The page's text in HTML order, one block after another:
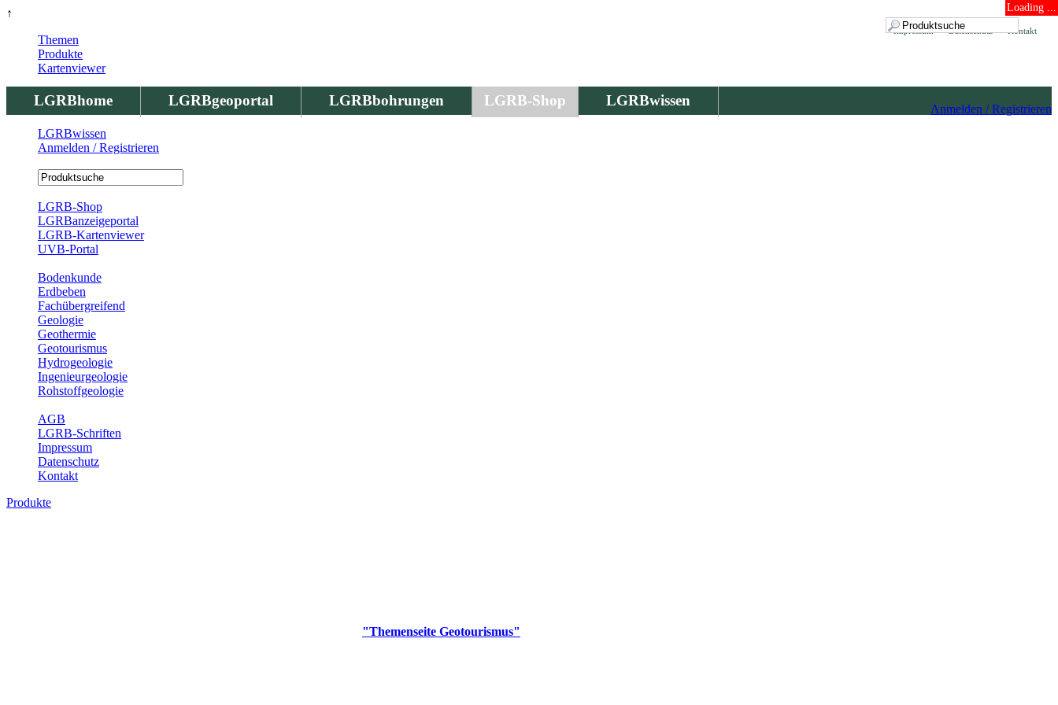
↑ Loading ...
Kontakt
Datenschutz
Impressum
LGRBhome LGRBgeoportal LGRBbohrungen LGRB-Shop LGRBwissen
Anmelden / Registrieren
Themen
Produkte
Kartenviewer
LGRBwissen
Anmelden / Registrieren
LGRB-Shop
LGRBanzeigeportal
LGRB-Kartenviewer
UVB-Portal
Bodenkunde
Erdbeben
Fachübergreifend
Geologie
Geothermie
Geotourismus
Hydrogeologie
Ingenieurgeologie
Rohstoffgeologie
AGB
LGRB-Schriften
Impressum
Datenschutz
Kontakt
Produkte
"Themenseite Geotourismus"